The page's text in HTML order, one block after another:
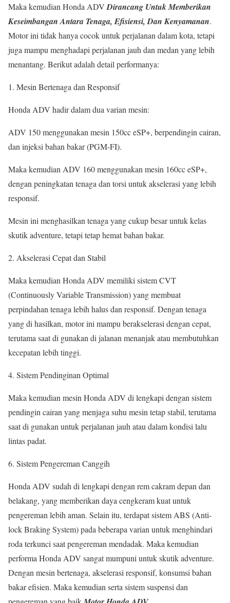
Maka kemudian Honda ADV Dirancang Untuk Memberikan
Keseimbangan Antara Tenaga, Efisiensi, Dan Kenyamanan.
Motor ini tidak hanya cocok untuk perjalanan dalam kota, tetapi
juga mampu menghadapi perjalanan jauh dan medan yang lebih
menantang. Berikut adalah detail performanya:
Mesin Bertenaga dan Responsif
Honda ADV hadir dalam dua varian mesin:
ADV 150 menggunakan mesin 150cc eSP+, berpendingin cairan,
dan injeksi bahan bakar (PGM-FI).
Maka kemudian ADV 160 menggunakan mesin 160cc eSP+,
dengan peningkatan tenaga dan torsi untuk akselerasi yang lebih
responsif.
Mesin ini menghasilkan tenaga yang cukup besar untuk kelas
skutik adventure, tetapi tetap hemat bahan bakar.
Akselerasi Cepat dan Stabil
Maka kemudian Honda ADV memiliki sistem CVT
(Continuously Variable Transmission) yang membuat
perpindahan tenaga lebih halus dan responsif. Dengan tenaga
yang di hasilkan, motor ini mampu berakselerasi dengan cepat,
terutama saat di gunakan di jalanan menanjak atau membutuhkan
kecepatan lebih tinggi.
Sistem Pendinginan Optimal
Maka kemudian mesin Honda ADV di lengkapi dengan sistem
pendingin cairan yang menjaga suhu mesin tetap stabil, terutama
saat di gunakan untuk perjalanan jauh atau dalam kondisi lalu
lintas padat.
Sistem Pengereman Canggih
Honda ADV sudah di lengkapi dengan rem cakram depan dan
belakang, yang memberikan daya cengkeram kuat untuk
pengereman lebih aman. Selain itu, terdapat sistem ABS (Anti-
lock Braking System) pada beberapa varian untuk menghindari
roda terkunci saat pengereman mendadak. Maka kemudian
performa Honda ADV sangat mumpuni untuk skutik adventure.
Dengan mesin bertenaga, akselerasi responsif, konsumsi bahan
bakar efisien. Maka kemudian serta sistem suspensi dan